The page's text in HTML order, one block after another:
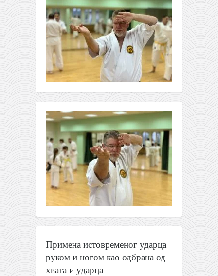
Примена истовременог ударца
руком и ногом као одбрана од
хвата и ударца